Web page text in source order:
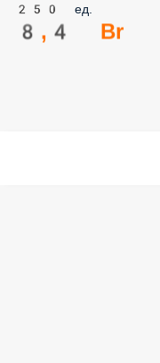
250 ед.
8,4 Br